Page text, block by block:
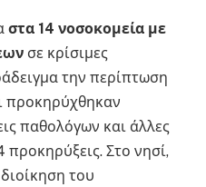
στα 14 νοσοκομεία με
σε κρίσιμες
την περίπτωση
προκηρύχθηκαν
παθολόγων και άλλες
προκηρύξεις. Στο νησί,
του